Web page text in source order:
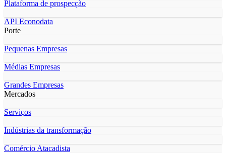
Plataforma de prospecção
API Econodata
Porte
Pequenas Empresas
Médias Empresas
Grandes Empresas
Mercados
Serviços
Indústrias da transformação
Comércio Atacadista